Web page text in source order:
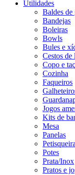
Utilidades
Baldes de
Bandejas
Boleiras
Bowls
Bules e
Cestos de
Copo e
Cozinha
Faqueiros
Jogos
Kits de
Mesa
Panelas
Potes
Prata/Inox
Pratos e